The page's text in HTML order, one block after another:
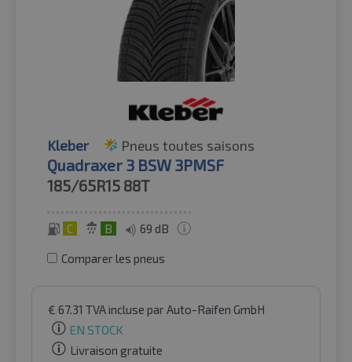
Kleber Pneus toutes saisons
Quadraxer 3 BSW 3PMSF
185/65R15 88T
C B 69 dB
Comparer les pneus
€ 67.31 TVA incluse par Auto-Raifen GmbH
EN STOCK
Livraison gratuite